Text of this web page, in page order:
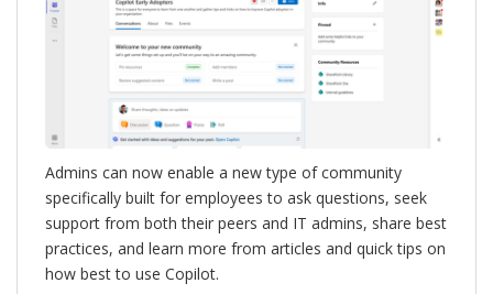
Admins can now enable a new type of community
specifically built for employees to ask questions, seek
support from both their peers and IT admins, share best
practices, and learn more from articles and quick tips on
how best to use Copilot.